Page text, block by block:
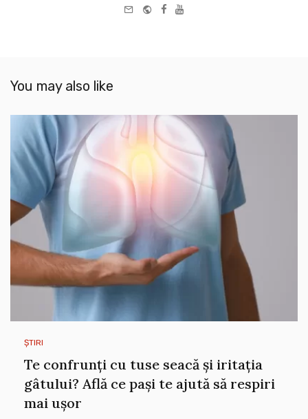
e-
WebsiteFacebook
You may also like
ȘTIRI
Te confrunți cu tuse seacă și iritația
gâtului? Află ce pași te ajută să respiri
mai ușor